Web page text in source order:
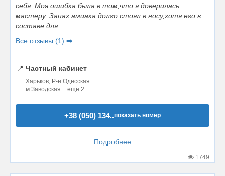
себя. Моя ошибка была в том,что я доверилась
мастеру. Запах амиака долго стоял в носу,хотя его в
составе для...
Все отзывы (1) ➡️
📍 Частный кабинет
Харьков, Р-н Одесская
м.Заводская + ещё 2
+38 (050) 134..показать номер
Подробнее
1749